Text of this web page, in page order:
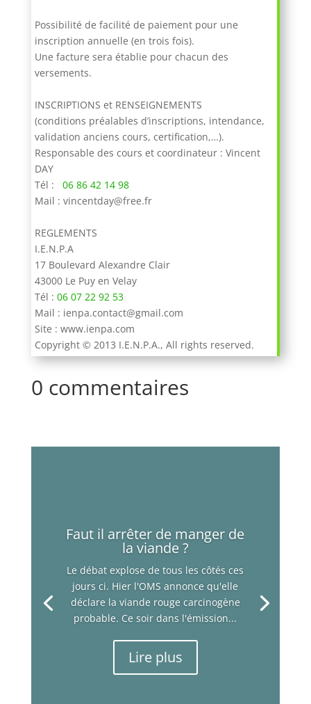
Possibilité de facilité de paiement pour une
inscription annuelle (en trois fois).
Une facture sera établie pour chacun des
versements.
INSCRIPTIONS et RENSEIGNEMENTS
(conditions préalables d’inscriptions, intendance,
validation anciens cours, certification,…).
Responsable des cours et coordinateur : Vincent
DAY
Tél : 06 86 42 14 98
Mail : vincentday@free.fr
REGLEMENTS
I.E.N.P.A
17 Boulevard Alexandre Clair
43000 Le Puy en Velay
Tél : 06 07 22 92 53
Mail : ienpa.contact@gmail.com
Site : www.ienpa.com
Copyright © 2013 I.E.N.P.A., All rights reserved.
0 commentaires
Faut il arrêter de manger de
la viande ?
Le débat explose de tous les côtés ces
jours ci. Hier l'OMS annonce qu'elle
déclare la viande rouge carcinogène
probable. Ce soir dans l'émission...
Lire plus